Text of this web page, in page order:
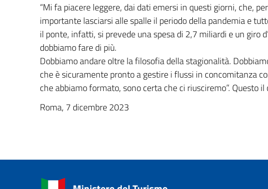
“Mi fa piacere leggere, dai dati emersi in questi giorni, che,
importante lasciarsi alle spalle il periodo della pandemia e
il ponte, infatti, si prevede una spesa di 2,7 miliardi e un giro
dobbiamo fare di più.
Dobbiamo andare oltre la filosofia della stagionalità.
che è sicuramente pronto a gestire i flussi in concomitanza
che abbiamo formato, sono certa che ci riusciremo”. Questo
Roma, 7 dicembre 2023